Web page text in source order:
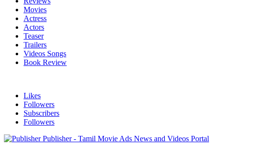
Movies
Actress
Actors
Teaser
Trailers
Videos Songs
Book Review
Likes
Followers
Subscribers
Followers
Publisher - Tamil Movie Ads News and Videos Portal